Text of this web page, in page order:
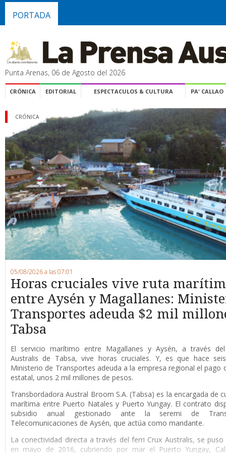
PORTADA
Punta Arenas, 06 de Agosto del 2026
CRÓNICA EDITORIAL ESPECTACULOS & CULTURA PA' CALLAO
CRÓNICA
05/08/2026 a las 07:01
Horas cruciales vive ruta
entre Aysén y Magallanes:
Transportes adeuda $2 mil
Tabsa
El servicio marítimo entre Magallanes y Aysén, a través
Australis de Tabsa, vive horas cruciales. Y, es que hace
Ministerio de Transportes adeuda a la empresa regional el pago
estatal, unos 2 mil millones de pesos.
Transbordadora Austral Broom S.A. (Tabsa) es la encargada de
marítima entre Puerto Natales y Puerto Yungay. El contrato
subsidio anual gestionado ante la seremi de
Telecomunicaciones de Aysén, que actúa como mandante.
La conectividad directa a través del ferri Crux Australis, se
en mayo de 2016, cubriendo por mar el Puerto Yungay,